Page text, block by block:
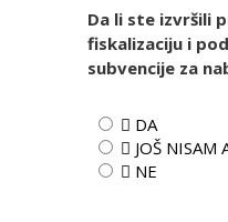
Da li ste izvršili
fiskalizaciju i
subvencije za
 DA
 JOŠ NISAM
 NE